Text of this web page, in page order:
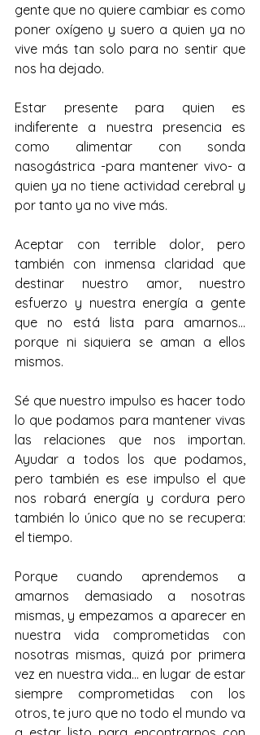
gente que no quiere cambiar es como
poner oxígeno y suero a quien ya no
vive más tan solo para no sentir que
nos ha dejado.
Estar presente para quien es
indiferente a nuestra presencia es
como alimentar con sonda
nasogástrica -para mantener vivo- a
quien ya no tiene actividad cerebral y
por tanto ya no vive más.
Aceptar con terrible dolor, pero
también con inmensa claridad que
destinar nuestro amor, nuestro
esfuerzo y nuestra energía a gente
que no está lista para amarnos...
porque ni siquiera se aman a ellos
mismos.
Sé que nuestro impulso es hacer todo
lo que podamos para mantener vivas
las relaciones que nos importan.
Ayudar a todos los que podamos,
pero también es ese impulso el que
nos robará energía y cordura pero
también lo único que no se recupera:
el tiempo.
Porque cuando aprendemos a
amarnos demasiado a nosotras
mismas, y empezamos a aparecer en
nuestra vida comprometidas con
nosotras mismas, quizá por primera
vez en nuestra vida… en lugar de estar
siempre comprometidas con los
otros, te juro que no todo el mundo va